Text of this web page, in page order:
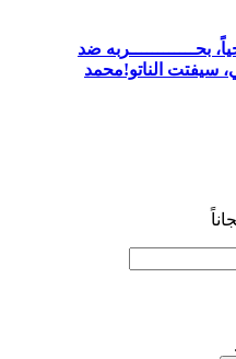
ضد
سيفتت الناتو!محمد